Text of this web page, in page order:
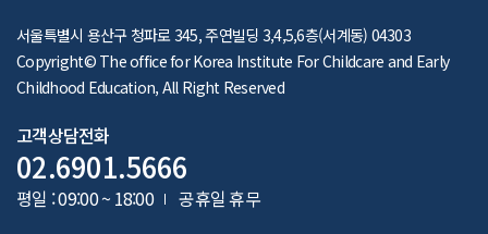
서울특별시 용산구 청파로 345, 주연빌딩 3,4,5,6층(서계동) 04303
Copyright© The office for Korea Institute For Childcare and Early
Childhood Education, All Right Reserved
고객상담전화
02.6901.5666
평일 : 09:00 ~ 18:00 공휴일 휴무